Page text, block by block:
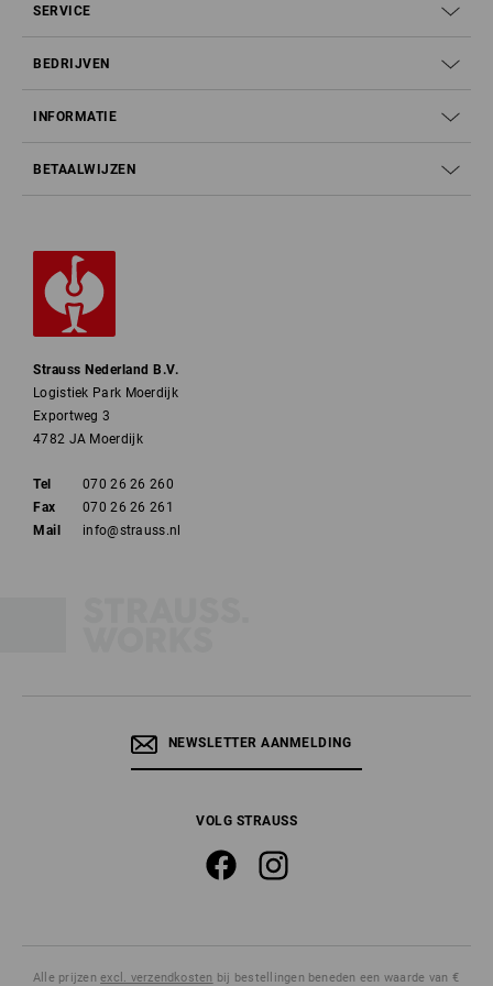
SERVICE
BEDRIJVEN
INFORMATIE
BETAALWIJZEN
Strauss Nederland B.V.
Logistiek Park Moerdijk
Exportweg 3
4782 JA Moerdijk
Tel
070 26 26 260
Fax
070 26 26 261
Mail
info@strauss.nl
NEWSLETTER AANMELDING
VOLG STRAUSS
Alle prijzenexcl. verzendkosten bij bestellingen beneden een waarde van €